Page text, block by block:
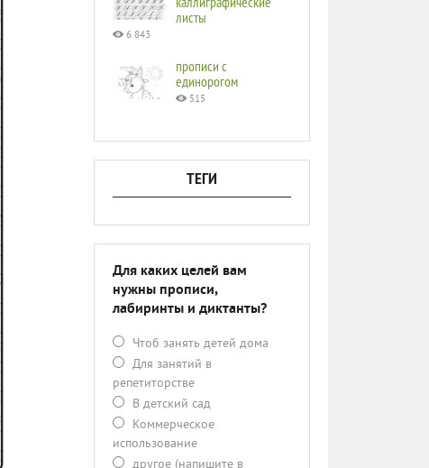
листы
6 843
прописи с
единорогом
515
ТЕГИ
Для каких целей вам
нужны прописи,
лабиринты и диктанты?
Чтоб занять детей дома
Для занятий в
репетиторстве
В детский сад
Коммерческое
использование
другое (напишите в